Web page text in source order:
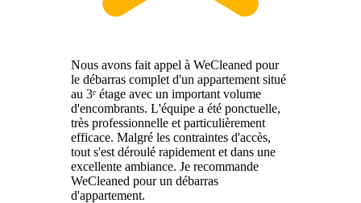
Nous avons fait appel à WeCleaned pour
le débarras complet d'un appartement situé
au 3ᵉ étage avec un important volume
d'encombrants. L'équipe a été ponctuelle,
très professionnelle et particulièrement
efficace. Malgré les contraintes d'accès,
tout s'est déroulé rapidement et dans une
excellente ambiance. Je recommande
WeCleaned pour un débarras
d'appartement.